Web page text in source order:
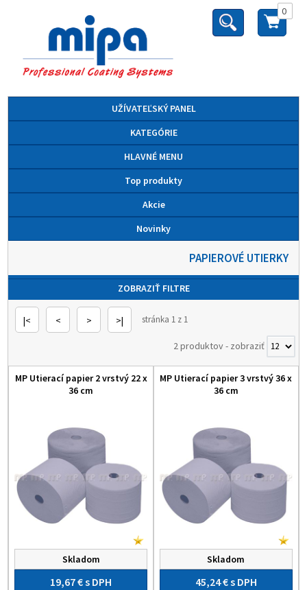
0
UŽÍVATEĽSKÝ PANEL
KATEGÓRIE
HLAVNÉ MENU
Top produkty
Akcie
Novinky
PAPIEROVÉ UTIERKY
ZOBRAZIŤ FILTRE
|< < > >| stránka 1 z 1
2 produktov- zobraziť
MP Utierací papier 2 vrstvý 22 x
36 cm
Skladom
19,67 €s DPH
MP Utierací papier 3 vrstvý 36 x
36 cm
Skladom
45,24 €s DPH